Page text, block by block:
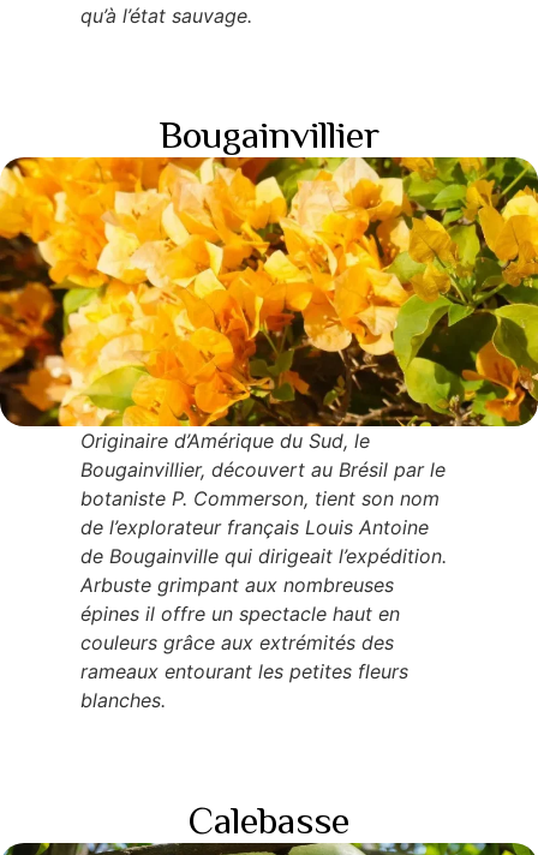
qu’à l’état sauvage.
Bougainvillier
Originaire d’Amérique du Sud, le
Bougainvillier, découvert au Brésil par le
botaniste P. Commerson, tient son nom
de l’explorateur français Louis Antoine
de Bougainville qui dirigeait l’expédition.
Arbuste grimpant aux nombreuses
épines il offre un spectacle haut en
couleurs grâce aux extrémités des
rameaux entourant les petites fleurs
blanches.
Calebasse